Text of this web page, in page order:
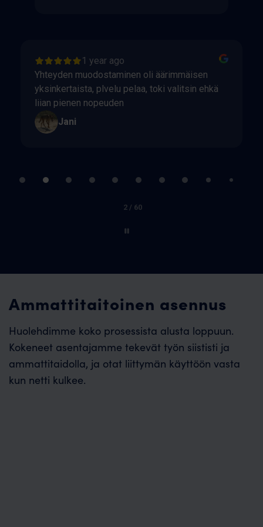
1 year ago
Yhteyden muodostaminen oli äärimmäisen
yksinkertaista, plvelu pelaa, toki valitsin ehkä
liian pienen nopeuden
Jani
2 / 60
Ammattitaitoinen asennus
Huolehdimme koko prosessista alusta loppuun.
Kokeneet asentajamme tekevät työn siististi ja
ammattitaidolla, ja otat liittymän käyttöön vasta
kun netti kulkee.